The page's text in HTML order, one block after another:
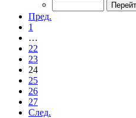
Пред.
1
…
22
23
24
25
26
27
След.